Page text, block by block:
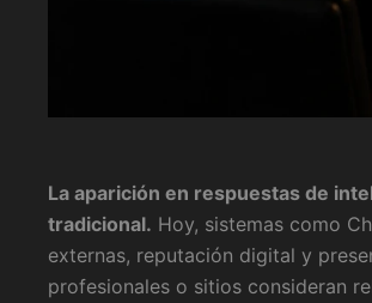
La aparición en respuestas de
tradicional. Hoy, sistemas como
externas, reputación digital y
profesionales o sitios consideran